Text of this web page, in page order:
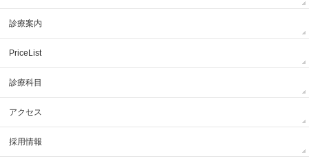
診療案内
PriceList
診療科目
アクセス
採用情報